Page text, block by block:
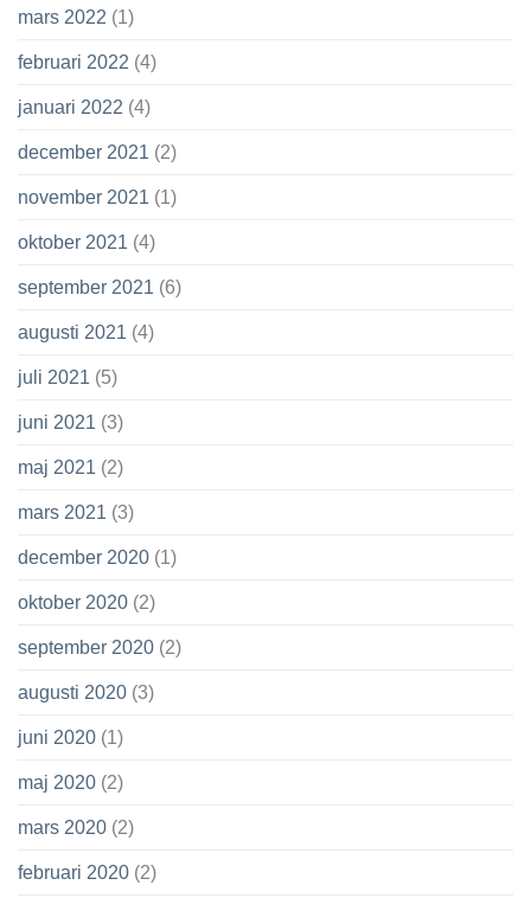
mars 2022 (1)
februari 2022 (4)
januari 2022 (4)
december 2021 (2)
november 2021 (1)
oktober 2021 (4)
september 2021 (6)
augusti 2021 (4)
juli 2021 (5)
juni 2021 (3)
maj 2021 (2)
mars 2021 (3)
december 2020 (1)
oktober 2020 (2)
september 2020 (2)
augusti 2020 (3)
juni 2020 (1)
maj 2020 (2)
mars 2020 (2)
februari 2020 (2)